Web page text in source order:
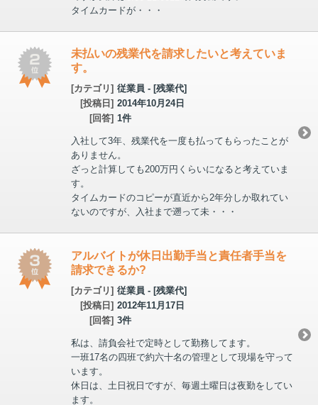
タイムカードが・・・
未払いの残業代を請求したいと考えていま
す。
[カテゴリ] 従業員 - [残業代]
[投稿日] 2014年10月24日
[回答] 1件
入社して3年、残業代を一度も払ってもらったことが
ありません。
ざっと計算しても200万円くらいになると考えていま
す。
タイムカードのコピーが直近から2年分しか取れてい
ないのですが、入社まで遡って未・・・
アルバイトが休日出勤手当と責任者手当を
請求できるか?
[カテゴリ] 従業員 - [残業代]
[投稿日] 2012年11月17日
[回答] 3件
私は、請負会社で定時として勤務してます。
一班17名の四班で約六十名の管理として現場を守って
います。
休日は、土日祝日ですが、毎週土曜日は夜勤をしてい
ます。